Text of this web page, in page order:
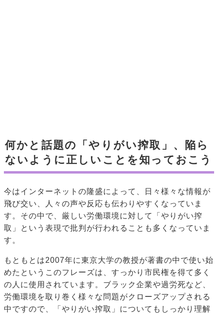
何かと話題の「やりがい搾取」、陥ら
ないように正しいことを知っておこう
今はインターネットの隆盛によって、日々様々な情報が
飛び交い、人々の声や反応も伝わりやすくなっていま
す。その中で、厳しい労働環境に対して「やりがい搾
取」という表現で批判が行われることも多くなっていま
す。
もともとは2007年に東京大学の教授が著書の中で使い始
めたというこのフレーズは、すっかり市民権を得て多く
の人に使用されています。ブラック企業や過労死など、
労働環境を取り巻く様々な問題がクローズアップされる
中ですので、「やりがい搾取」についてもしっかり理解